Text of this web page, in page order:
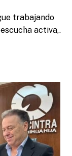
trabajando
activa,.